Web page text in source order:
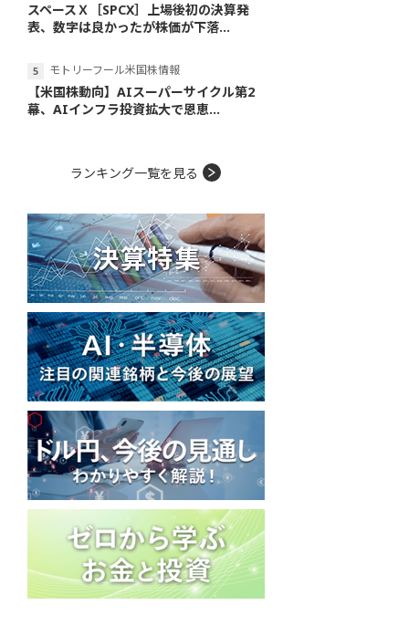
スペースＸ［SPCX］上場後初の決算発
表、数字は良かったが株価が下落...
モトリーフール米国株情報
【米国株動向】AIスーパーサイクル第2
幕、AIインフラ投資拡大で恩恵...
ランキング一覧を見る